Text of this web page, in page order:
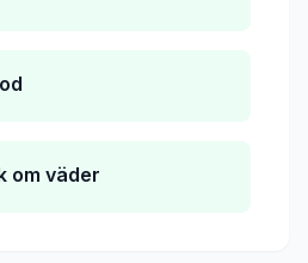
om väder